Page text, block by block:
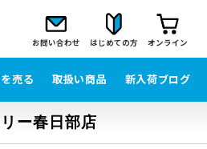
お問い合わせ はじめての方 オンライン
売る 取扱い商品 新入荷ブログ
ー春日部店